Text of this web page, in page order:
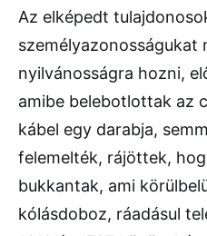
Az elképedt
személyazonosságukat
nyilvánosságra hozni,
amibe belebotlottak az
kábel egy darabja,
felemelték, rájöttek,
bukkantak, ami
kólásdoboz, ráadásul